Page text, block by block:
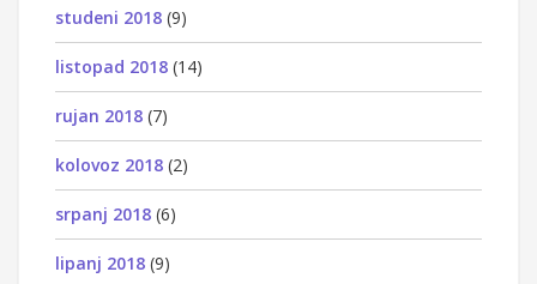
studeni 2018 (9)
listopad 2018 (14)
rujan 2018 (7)
kolovoz 2018 (2)
srpanj 2018 (6)
lipanj 2018 (9)